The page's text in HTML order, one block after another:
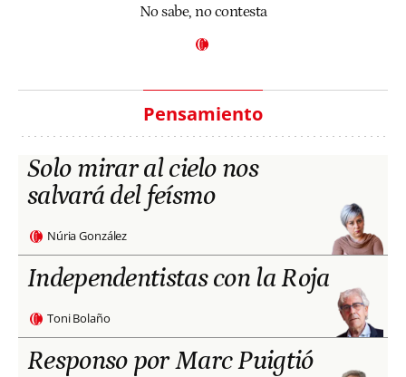
No sabe, no contesta
Pensamiento
Solo mirar al cielo nos
salvará del feísmo
Núria González
Independentistas con la Roja
Toni Bolaño
Responso por Marc Puigtió